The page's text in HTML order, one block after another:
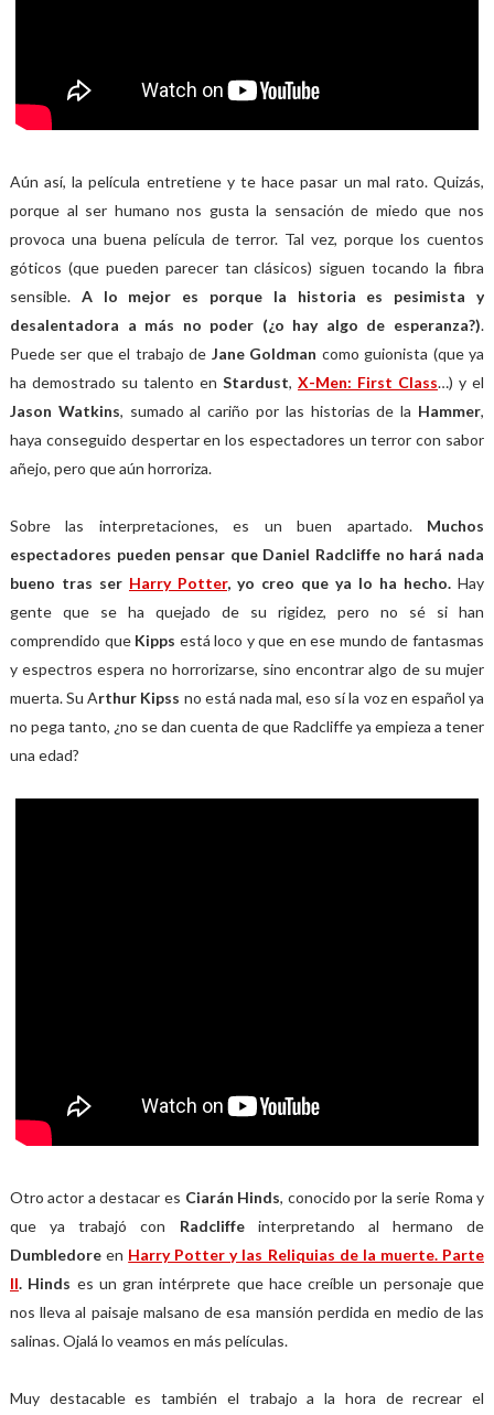
Aún así, la película entretiene y te hace pasar un mal rato. Quizás,
porque al ser humano nos gusta la sensación de miedo que nos
provoca una buena película de terror. Tal vez, porque los cuentos
góticos (que pueden parecer tan clásicos) siguen tocando la fibra
sensible. A lo mejor es porque la historia es pesimista y
desalentadora a más no poder (¿o hay algo de esperanza?).
Puede ser que el trabajo de Jane Goldman como guionista (que ya
ha demostrado su talento en Stardust,X-Men: First Class…) y el
Jason Watkins, sumado al cariño por las historias de la Hammer,
haya conseguido despertar en los espectadores un terror con sabor
añejo, pero que aún horroriza.
Sobre las interpretaciones, es un buen apartado.Muchos
espectadores pueden pensar que Daniel Radcliffe no hará nada
bueno tras ser Harry Potter, yo creo que ya lo ha hecho.Hay
gente que se ha quejado de su rigidez, pero no sé si han
comprendido que Kipps está loco y que en ese mundo de fantasmas
y espectros espera no horrorizarse, sino encontrar algo de su mujer
muerta. Su Arthur Kipss no está nada mal, eso sí la voz en español ya
no pega tanto, ¿no se dan cuenta de que Radcliffe ya empieza a tener
una edad?
Otro actor a destacar es Ciarán Hinds, conocido por la serie Roma y
que ya trabajó con Radcliffe interpretando al hermano de
Dumbledoreen Harry Potter y las Reliquias de la muerte. Parte
II. Hinds es un gran intérprete que hace creíble un personaje que
nos lleva al paisaje malsano de esa mansión perdida en medio de las
salinas. Ojalá lo veamos en más películas.
Muy destacable es también el trabajo a la hora de recrear el